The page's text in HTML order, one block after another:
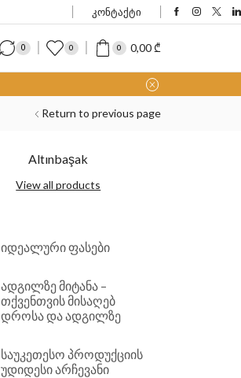
კონტაქტი
0 0 0 0,00 ₾
Return to previous page
Altınbaşak
View all products
იდეალური ფასები
ადგილზე მიტანა –
თქვენთვის მისაღებ
დროსა და ადგილზე
საუკეთესო პროდუქციის
უდიდესი არჩევანი